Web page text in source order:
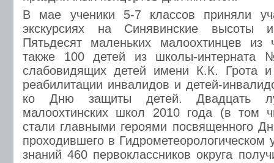
В мае ученики 5-7 классов приняли
экскурсиях на Синявинские высоты
Пятьдесят маленьких малоохтинцев
также 100 детей из школы-
слабовидящих детей имени К.К. Грота
реабилитации инвалидов и детей-
ко Дню защиты детей. Двадцать
малоохтинских школ 2010 года (в том
стали главными героями посвященного
проходившего в Гидрометеорологическом
знаний 460 первоклассников округа